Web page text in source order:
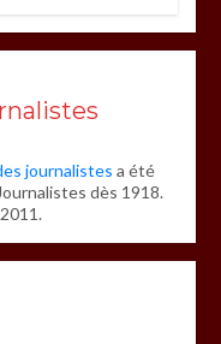
journalistes a été
dès 1918.